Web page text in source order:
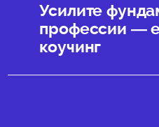
Усилите
профессии —
коучинг